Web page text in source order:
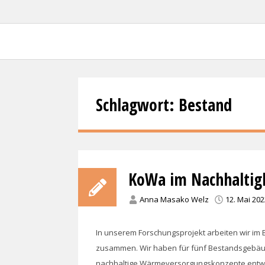
Schlagwort: Bestand
KoWa im
Anna Masako Welz 12. Mai
In unserem Forschungsprojekt arbeiten wir im
zusammen. Wir haben für fünf